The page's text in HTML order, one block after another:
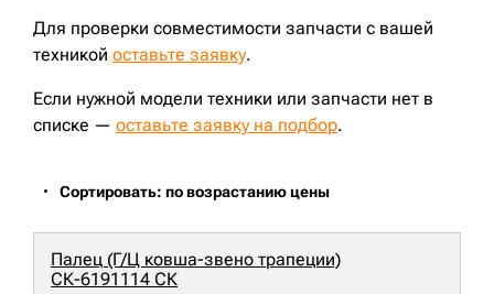
Для проверки совместимости запчасти с вашей
техникой оставьте заявку.
Если нужной модели техники или запчасти нет в
списке — оставьте заявку на подбор.
Сортировать: по возрастанию цены
Палец (Г/Ц ковша-звено трапеции)
СК-6191114 СК